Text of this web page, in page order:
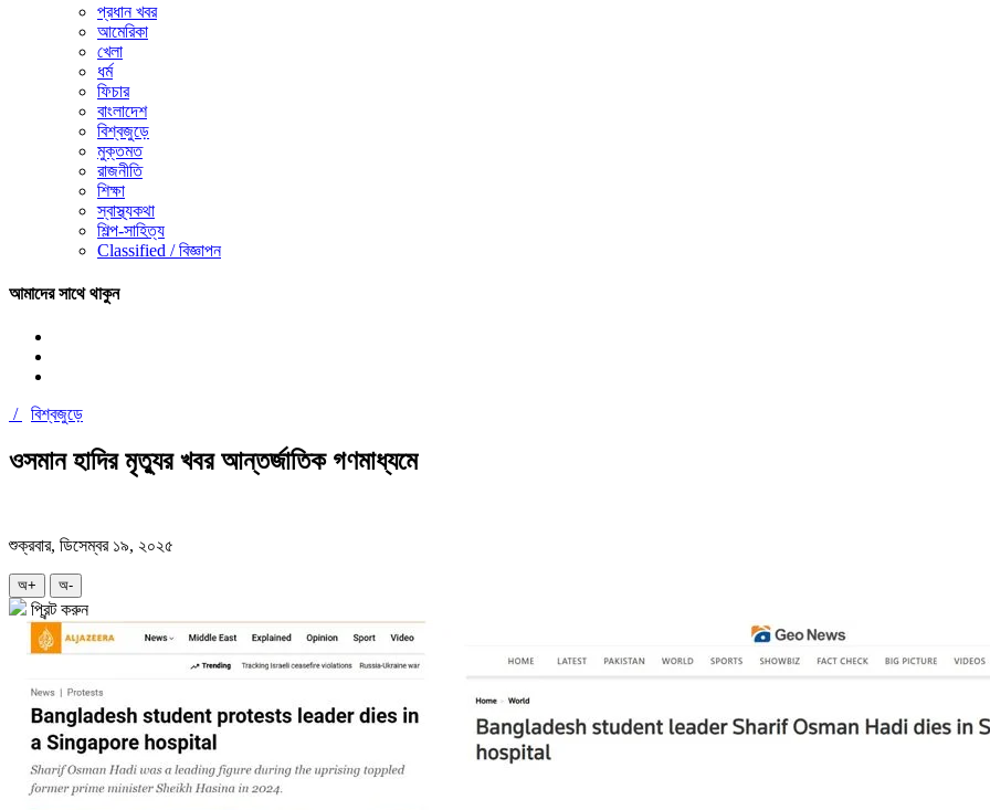
প্রধান খবর
আমেরিকা
খেলা
ধর্ম
ফিচার
বাংলাদেশ
বিশ্বজুড়ে
মুক্তমত
রাজনীতি
শিক্ষা
স্বাস্থ্যকথা
শিল্প-সাহিত্য
Classified / বিজ্ঞাপন
আমাদের সাথে থাকুন
/ বিশ্বজুড়ে
ওসমান হাদির মৃত্যুর খবর আন্তর্জাতিক গণমাধ্যমে
শুক্রবার, ডিসেম্বর ১৯, ২০২৫
অ+ অ-
প্রিন্ট করুন